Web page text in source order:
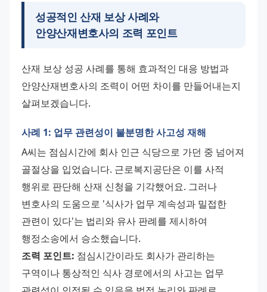
성공적인 산재 보상 사례와
안양산재변호사의 조력 포인트
산재 보상 성공 사례를 통해 효과적인 대응 방법과
안양산재변호사의 조력이 어떤 차이를 만들어내는지
살펴보겠습니다.
사례 1: 업무 관련성이 불분명한 사고성 재해
A씨는 점심시간에 회사 인근 식당으로 가던 중 넘어져
골절상을 입었습니다. 근로복지공단은 이를 사적
행위로 판단해 산재 신청을 기각했어요. 그러나
변호사의 도움으로 '식사가 업무 계속성과 밀접한
관련이 있다'는 법리와 유사 판례를 제시하여
행정소송에서 승소했습니다.
조력 포인트: 점심시간이라도 회사가 관리하는
구역이나 통상적인 식사 경로에서의 사고는 업무